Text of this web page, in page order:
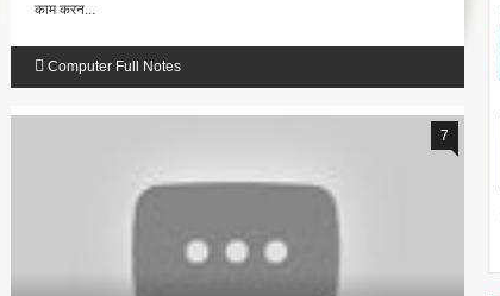
काम करन...
Computer Full Notes
7